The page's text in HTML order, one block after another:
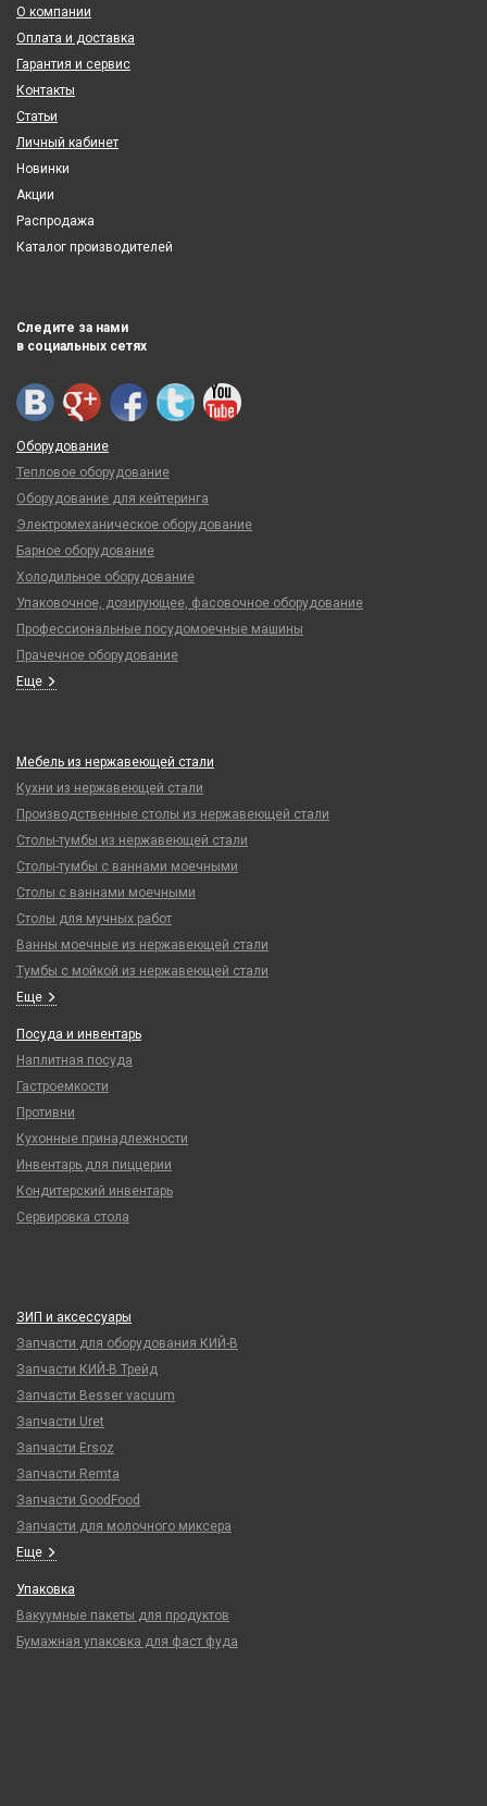
О компании
Оплата и доставка
Гарантия и сервис
Контакты
Статьи
Личный кабинет
Новинки
Акции
Распродажа
Каталог производителей
Следите за нами
в социальных сетях
Оборудование
Тепловое оборудование
Оборудование для кейтеринга
Электромеханическое оборудование
Барное оборудование
Холодильное оборудование
Упаковочное, дозирующее, фасовочное оборудование
Профессиональные посудомоечные машины
Прачечное оборудование
Еще
Мебель из нержавеющей стали
Кухни из нержавеющей стали
Производственные столы из нержавеющей стали
Столы-тумбы из нержавеющей стали
Столы-тумбы с ваннами моечными
Столы с ваннами моечными
Столы для мучных работ
Ванны моечные из нержавеющей стали
Тумбы с мойкой из нержавеющей стали
Еще
Посуда и инвентарь
Наплитная посуда
Гастроемкости
Противни
Кухонные принадлежности
Инвентарь для пиццерии
Кондитерский инвентарь
Сервировка стола
ЗИП и аксессуары
Запчасти для оборудования КИЙ-В
Запчасти КИЙ-В Трейд
Запчасти Besser vacuum
Запчасти Uret
Запчасти Ersoz
Запчасти Remta
Запчасти GoodFood
Запчасти для молочного миксера
Еще
Упаковка
Вакуумные пакеты для продуктов
Бумажная упаковка для фаст фуда